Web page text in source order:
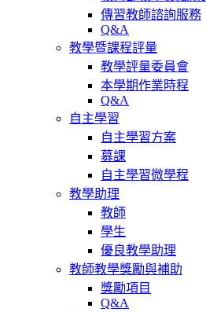
傳習教師諮詢服務
Q&A
教學暨課程評量
教學評量委員會
本學期作業時程
Q&A
自主學習
自主學習方案
募課
自主學習微學程
教學助理
教師
學生
優良教學助理
教師教學獎勵與補助
獎勵項目
Q&A